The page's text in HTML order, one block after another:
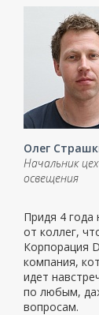
Олег
Начальник
освещения
Придя 4 года
от коллег,
Корпорация
компания,
идет
по любым,
вопросам.